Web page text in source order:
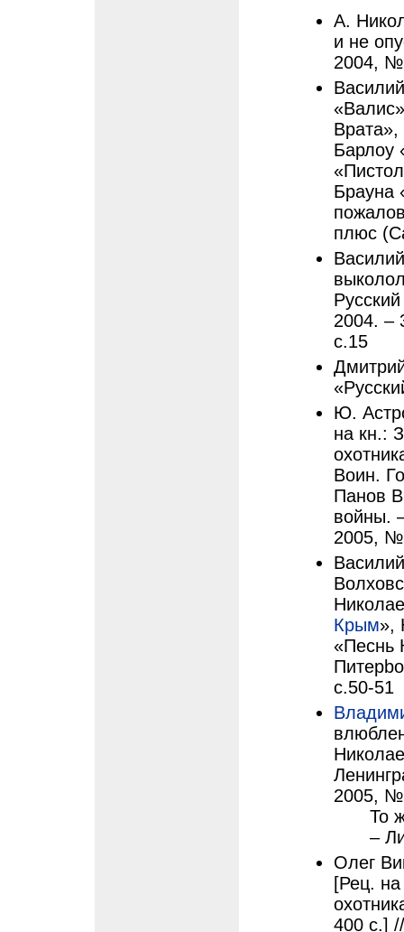
А.
и не
2004,
Врата»,
Барлоу
Брауна
плюс
2004. –
с.15
Ю.
на кн.:
Воин.
Панов
войны.
2005,
Крым»,
«Песнь
с.50-51
2005,
То
–
Олег
[Рец.
400 с.]